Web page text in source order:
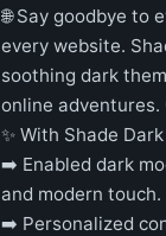
🌐 Say goodbye to
every website.
soothing dark
online adventures.
✨ With Shade
➡️ Enabled dark
and modern touch.
➡️ Personalized